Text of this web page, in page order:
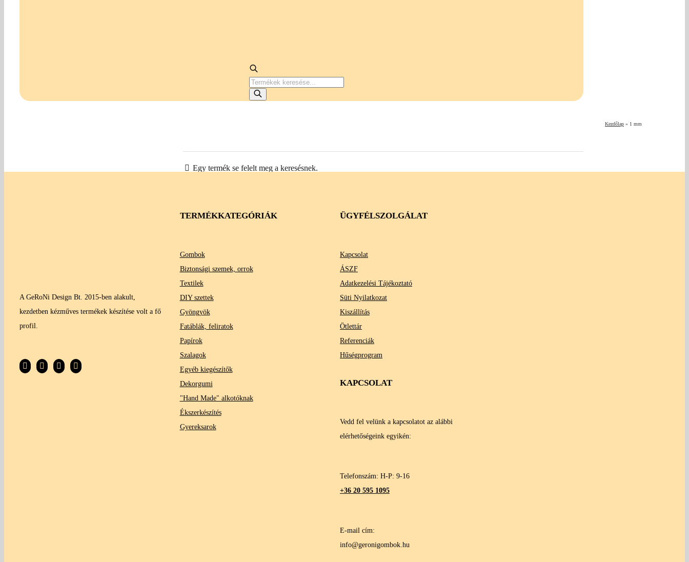
PRODUCTS
SEARCH
Kezdőlap » 1 mm
Egy termék se felelt meg a keresésnek.
TERMÉKKATEGÓRIÁK
Gombok
Biztonsági szemek, orrok
Textilek
DIY szettek
Gyöngyök
Fatáblák, feliratok
Papírok
Szalagok
Egyéb kiegészítők
Dekorgumi
"Hand Made" alkotóknak
Ékszerkészítés
Gyereksarok
ÜGYFÉLSZOLGÁLAT
Kapcsolat
ÁSZF
Adatkezelési Tájékoztató
Süti Nyilatkozat
Kiszállítás
Ötlettár
Referenciák
Hűségprogram
KAPCSOLAT
Vedd fel velünk a kapcsolatot az alábbi
elérhetőségeink egyikén:
Telefonszám: H-P: 9-16
+36 20 595 1095
E-mail cím:
info@geronigombok.hu